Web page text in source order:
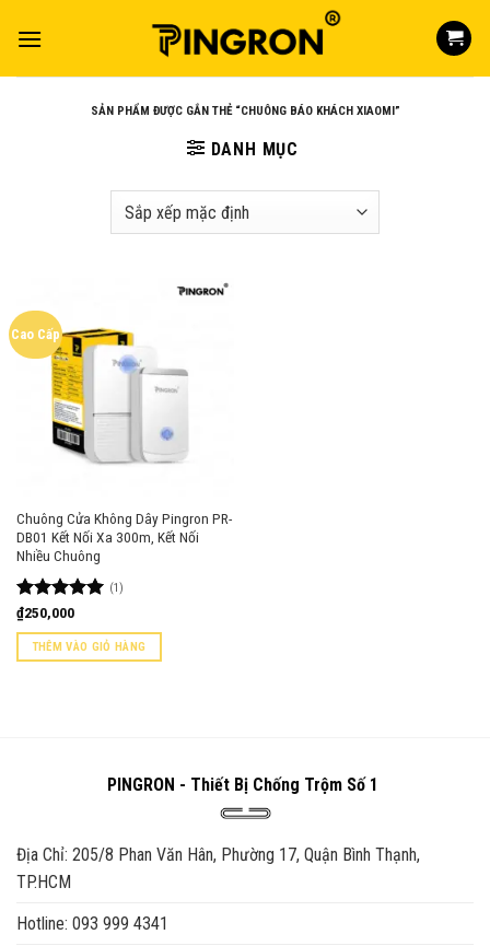
SẢN PHẨM ĐƯỢC GẮN THẺ “CHUÔNG BÁO KHÁCH XIAOMI”
DANH MỤC
Cao Cấp
Chuông Cửa Không Dây Pingron PR-
DB01 Kết Nối Xa 300m, Kết Nối
Nhiều Chuông
Được xếp
hạng5.00
5 sao
(1)
₫250,000
THÊM VÀO GIỎ HÀNG
PINGRON - Thiết Bị Chống Trộm Số 1
Địa Chỉ: 205/8 Phan Văn Hân, Phường 17, Quận Bình Thạnh,
TP.HCM
Hotline: 093 999 4341